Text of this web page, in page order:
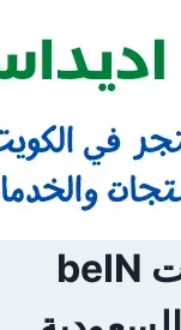
رسيفر بي ان سبورت beIN